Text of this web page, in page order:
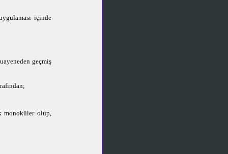
içinde
geçmiş
monoküler olup,